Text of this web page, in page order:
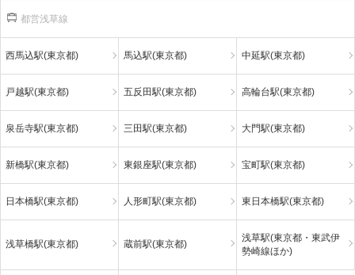
都営浅草線
西馬込駅(東京都) 馬込駅(東京都) 中延駅(東京都)
戸越駅(東京都) 五反田駅(東京都) 高輪台駅(東京都)
泉岳寺駅(東京都) 三田駅(東京都) 大門駅(東京都)
新橋駅(東京都) 東銀座駅(東京都) 宝町駅(東京都)
日本橋駅(東京都) 人形町駅(東京都) 東日本橋駅(東京都)
浅草橋駅(東京都) 蔵前駅(東京都)
浅草駅(東京都・東武伊
勢崎線ほか)